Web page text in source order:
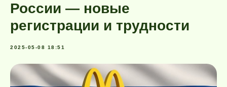
России — новые
регистрации и трудности
2025-05-08 18:51